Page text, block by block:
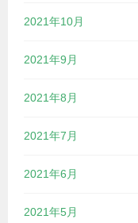
2021年10月
2021年9月
2021年8月
2021年7月
2021年6月
2021年5月